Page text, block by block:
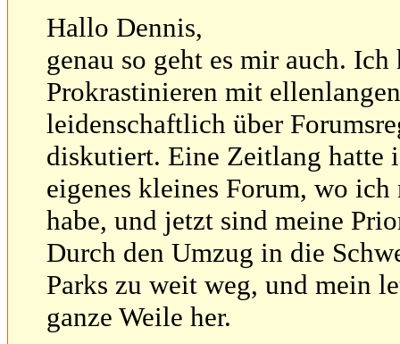
Hallo Dennis,
genau so geht es mir auch.
Prokrastinieren mit
leidenschaftlich über
diskutiert. Eine Zeitlang hatte
eigenes kleines Forum, wo
habe, und jetzt sind meine
Durch den Umzug in die
Parks zu weit weg, und mein
ganze Weile her.